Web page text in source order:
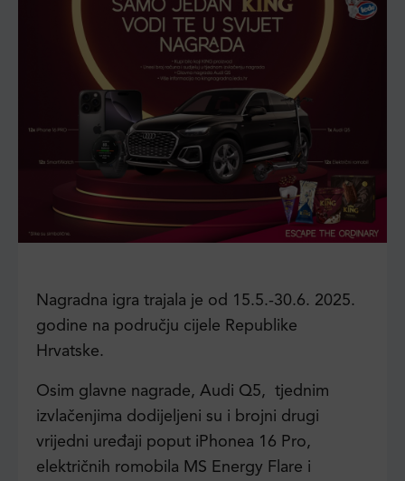
Nagradna igra trajala je od 15.5.-30.6. 2025.
godine na području cijele Republike
Hrvatske.
Osim glavne nagrade, Audi Q5, tjednim
izvlačenjima dodijeljeni su i brojni drugi
vrijedni uređaji poput iPhonea 16 Pro,
električnih romobila MS Energy Flare i